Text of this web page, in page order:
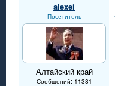
alexei
Посетитель
Алтайский край
Сообщений: 11381